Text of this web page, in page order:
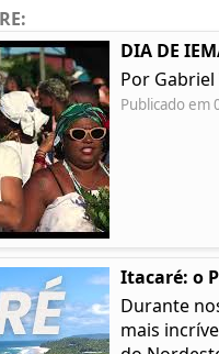
DIA DE
Por Gabriel
Publicado em
Itacaré: o
Durante
mais